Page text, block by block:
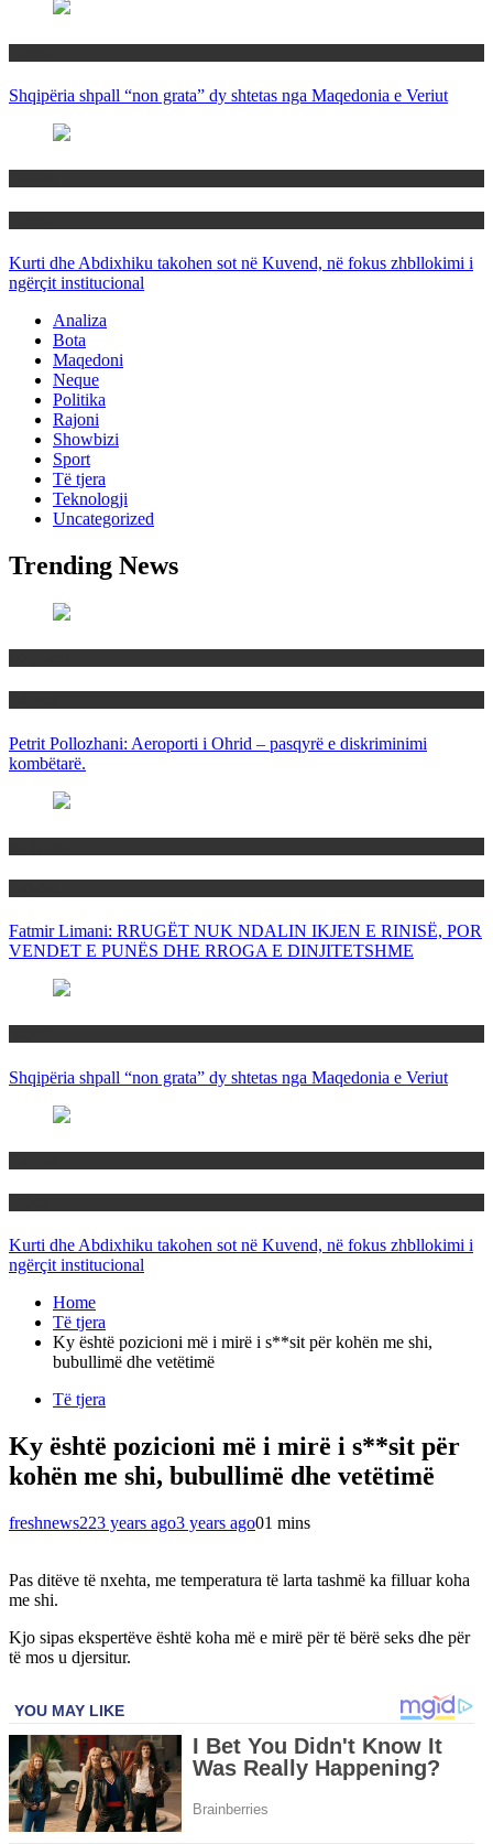
Shqipëria shpall “non grata” dy shtetas nga Maqedonia e Veriut
Kurti dhe Abdixhiku takohen sot në Kuvend, në fokus zhbllokimi i
ngërçit institucional
Analiza
Bota
Maqedoni
Neque
Politika
Rajoni
Showbizi
Sport
Të tjera
Teknologji
Uncategorized
Trending News
Petrit Pollozhani: Aeroporti i Ohrid – pasqyrë e diskriminimi
kombëtarë.
Fatmir Limani: RRUGËT NUK NDALIN IKJEN E RINISË, POR
VENDET E PUNËS DHE RROGA E DINJITETSHME
Shqipëria shpall “non grata” dy shtetas nga Maqedonia e Veriut
Kurti dhe Abdixhiku takohen sot në Kuvend, në fokus zhbllokimi i
ngërçit institucional
Home
Të tjera
Ky është pozicioni më i mirë i s**sit për kohën me shi,
bubullimë dhe vetëtimë
Të tjera
Ky është pozicioni më i mirë i s**sit për
kohën me shi, bubullimë dhe vetëtimë
freshnews223 years ago3 years ago01 mins
Pas ditëve të nxehta, me temperatura të larta tashmë ka filluar koha
me shi.
Kjo sipas ekspertëve është koha më e mirë për të bërë seks dhe për
të mos u djersitur.